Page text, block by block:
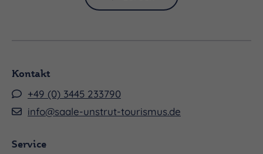
Kontakt
+49 (0) 3445 233790
info@saale-unstrut-tourismus.de
Service